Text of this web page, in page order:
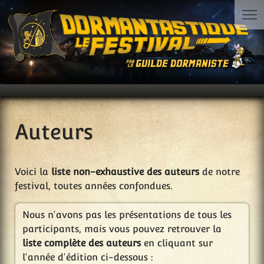
Auteurs
Voici la liste non-exhaustive des auteursde notre
festival, toutes années confondues.
Nous n'avons pas les présentations de tous les
participants, mais vous pouvez retrouver la
liste complète des auteursen cliquant sur
l'année d'édition ci-dessous :